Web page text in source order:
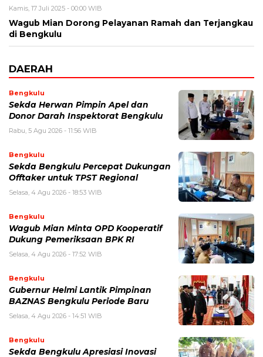
Kamis, 17 Juli 2025 - 00:00 WIB
Wagub Mian Dorong Pelayanan Ramah dan Terjangkau
di Bengkulu
DAERAH
Bengkulu
Sekda Herwan Pimpin Apel dan
Donor Darah Inspektorat Bengkulu
Rabu, 5 Agu 2026 - 11:56 WIB
Bengkulu
Sekda Bengkulu Percepat Dukungan
Offtaker untuk TPST Regional
Selasa, 4 Agu 2026 - 18:53 WIB
Bengkulu
Wagub Mian Minta OPD Kooperatif
Dukung Pemeriksaan BPK RI
Selasa, 4 Agu 2026 - 17:52 WIB
Bengkulu
Gubernur Helmi Lantik Pimpinan
BAZNAS Bengkulu Periode Baru
Selasa, 4 Agu 2026 - 14:51 WIB
Bengkulu
Sekda Bengkulu Apresiasi Inovasi